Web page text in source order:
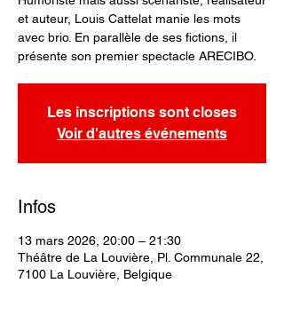
et auteur, Louis Cattelat manie les mots
avec brio. En parallèle de ses fictions, il
présente son premier spectacle ARECIBO.
Les inscriptions sont closes
Voir d'autres événements
Infos
13 mars 2026, 20:00 – 21:30
Théâtre de La Louvière, Pl. Communale 22,
7100 La Louvière, Belgique